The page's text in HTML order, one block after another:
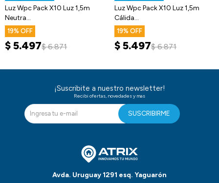
Luz Wpc Pack X10 Luz 1,5m
3000K+Transformador+
$5.497
Luz Wpc Pack X10
$6.247
Avda. Uruguay 1291 esq. Yaguarón
¡Suscribite a nuestro newsletter!
Recibi ofertas, novedades y mas
SUSCRIBIRME